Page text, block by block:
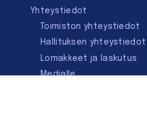
Yhteystiedot
Toimiston yhteystiedot
Hallituksen yhteystiedot
Lomakkeet ja laskutus
Medialle